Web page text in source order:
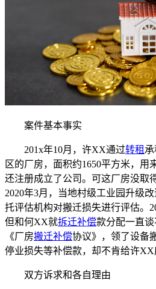
案件基本事实
201x年10月，许XX通过转租
区的厂房，面积约1650平方米，用
还注册成立了公司。可这厂房没取
2020年3月，当地村级工业园升级
托评估机构对搬迁损失进行评估。
但和何XX就拆迁补偿款分配一直
《厂房搬迁补偿协议》，领了设备
停业损失等补偿款，却不肯给许XX
双方诉求和各自理由